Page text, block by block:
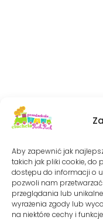
Aby zapewnić jak
takich jak pliki cookie, do
dostępu do informacji o
pozwoli nam
przeglądania lub
wyrażenia zgody lub
na niektóre cechy i